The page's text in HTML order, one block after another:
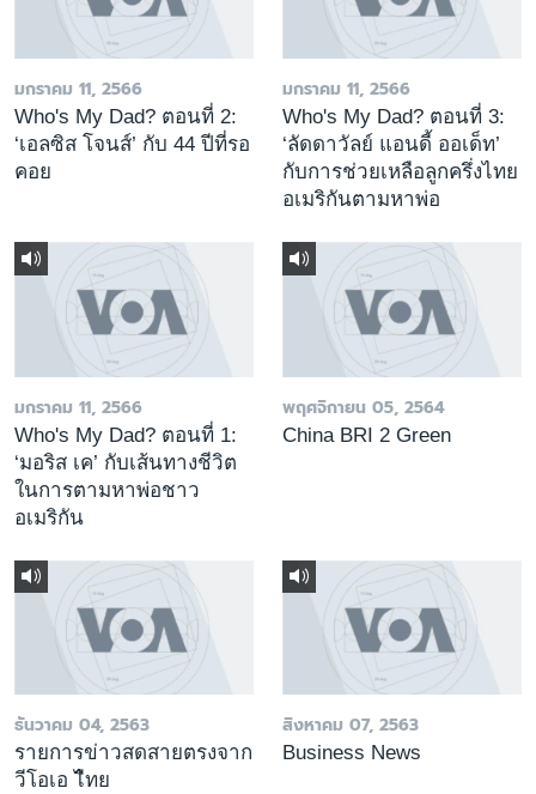
มกราคม 11, 2566
Who's My Dad? ตอนที่ 2:
‘เอลซิส โจนส์’ กับ 44 ปีที่รอ
คอย
มกราคม 11, 2566
Who's My Dad? ตอนที่ 3:
‘ลัดดาวัลย์ แอนดี้ ออเด็ท’
กับการช่วยเหลือลูกครึ่งไทย
อเมริกันตามหาพ่อ
มกราคม 11, 2566
Who's My Dad? ตอนที่ 1:
‘มอริส เค’ กับเส้นทางชีวิต
ในการตามหาพ่อชาว
อเมริกัน
พฤศจิกายน 05, 2564
China BRI 2 Green
ธันวาคม 04, 2563
รายการข่าวสดสายตรงจาก
วีโอเอ ไืทย
สิงหาคม 07, 2563
Business News